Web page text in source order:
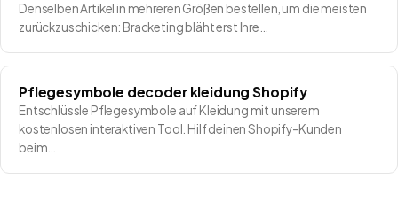
Denselben Artikel in mehreren Größen bestellen, um die meisten
zurückzuschicken: Bracketing bläht erst Ihre…
Pflegesymbole decoder kleidung Shopify
Entschlüssle Pflegesymbole auf Kleidung mit unserem
kostenlosen interaktiven Tool. Hilf deinen Shopify-Kunden
beim…